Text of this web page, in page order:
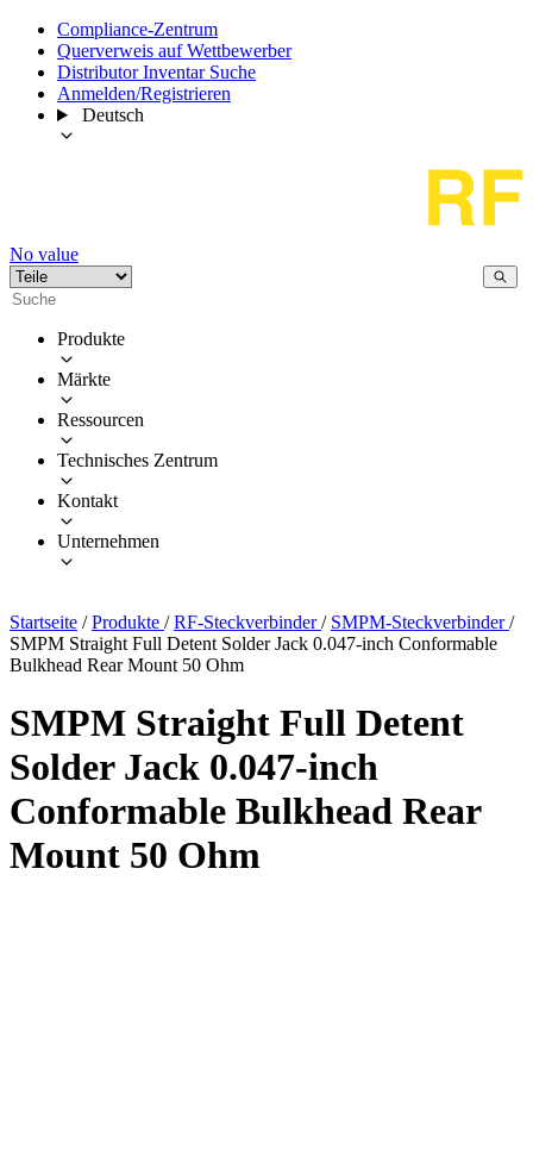
Compliance-Zentrum
Querverweis auf Wettbewerber
Distributor Inventar Suche
Anmelden/Registrieren
Deutsch
No value
Produkte
Märkte
Ressourcen
Technisches Zentrum
Kontakt
Unternehmen
Startseite / Produkte / RF-Steckverbinder/ SMPM-Steckverbinder/
SMPM Straight Full Detent Solder Jack 0.047-inch Conformable
Bulkhead Rear Mount 50 Ohm
SMPM Straight Full Detent
Solder Jack 0.047-inch
Conformable Bulkhead Rear
Mount 50 Ohm